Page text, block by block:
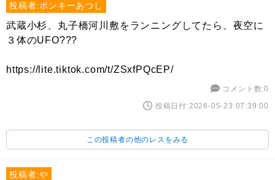
投稿者:ポンキーあつし
武蔵小杉、丸子橋河川敷をランニングしてたら、夜空に
３体のUFO???
https://lite.tiktok.com/t/ZSxfPQcEP/
コメント数:0
投稿日付:2026-05-23 07:39:00
この投稿者の他のレスをみる
投稿者:や